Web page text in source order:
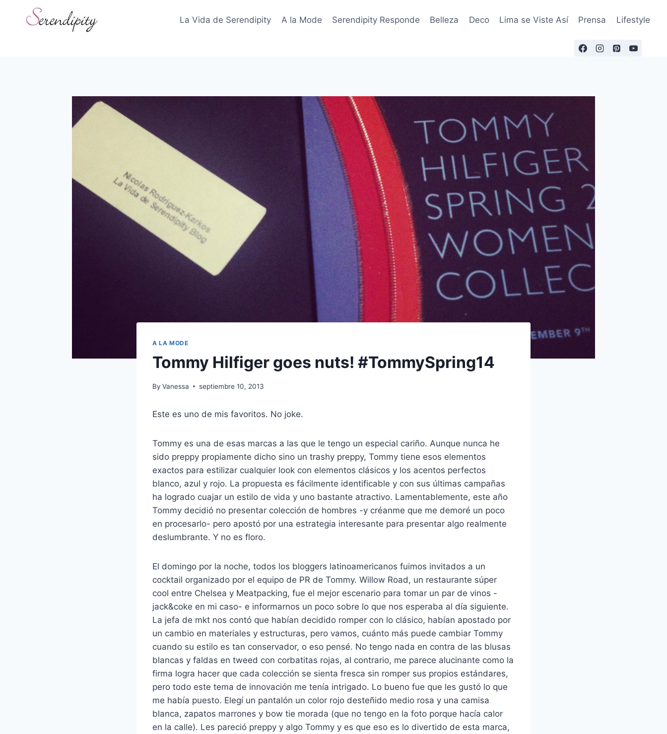
La Vida de Serendipity A la Mode Serendipity Responde Belleza Deco Lima se Viste Así Prensa Lifestyle
A LA MODE
Tommy Hilfiger goes nuts! #TommySpring14
By Vanessa septiembre 10, 2013
Este es uno de mis favoritos. No joke.
Tommy es una de esas marcas a las que le tengo un especial cariño. Aunque nunca he
sido preppy propiamente dicho sino un trashy preppy, Tommy tiene esos elementos
exactos para estilizar cualquier look con elementos clásicos y los acentos perfectos
blanco, azul y rojo. La propuesta es fácilmente identificable y con sus últimas campañas
ha logrado cuajar un estilo de vida y uno bastante atractivo. Lamentablemente, este año
Tommy decidió no presentar colección de hombres -y créanme que me demoré un poco
en procesarlo- pero apostó por una estrategia interesante para presentar algo realmente
deslumbrante. Y no es floro.
El domingo por la noche, todos los bloggers latinoamericanos fuimos invitados a un
cocktail organizado por el equipo de PR de Tommy. Willow Road, un restaurante súper
cool entre Chelsea y Meatpacking, fue el mejor escenario para tomar un par de vinos -
jack&coke en mi caso- e informarnos un poco sobre lo que nos esperaba al día siguiente.
La jefa de mkt nos contó que habían decidido romper con lo clásico, habían apostado por
un cambio en materiales y estructuras, pero vamos, cuánto más puede cambiar Tommy
cuando su estilo es tan conservador, o eso pensé. No tengo nada en contra de las blusas
blancas y faldas en tweed con corbatitas rojas, al contrario, me parece alucinante como la
firma logra hacer que cada colección se sienta fresca sin romper sus propios estándares,
pero todo este tema de innovación me tenía intrigado. Lo bueno fue que les gustó lo que
me había puesto. Elegí un pantalón un color rojo desteñido medio rosa y una camisa
blanca, zapatos marrones y bow tie morada (que no tengo en la foto porque hacía calor
en la calle). Les pareció preppy y algo Tommy y es que eso es lo divertido de esta marca,